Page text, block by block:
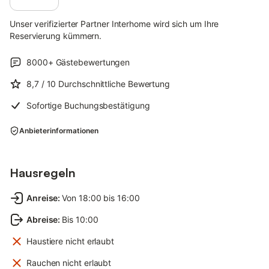
Unser verifizierter Partner Interhome wird sich um Ihre
Reservierung kümmern.
8000+ Gästebewertungen
8,7 / 10 Durchschnittliche Bewertung
Sofortige Buchungsbestätigung
Anbieterinformationen
Hausregeln
Anreise: Von 18:00 bis 16:00
Abreise: Bis 10:00
Haustiere nicht erlaubt
Rauchen nicht erlaubt